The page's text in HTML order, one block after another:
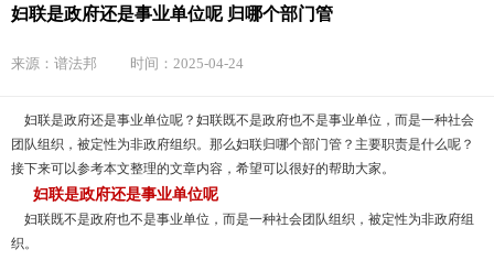
妇联是政府还是事业单位呢 归哪个部门管
来源：谱法邦 时间：2025-04-24
妇联是政府还是事业单位呢？妇联既不是政府也不是事业单位，而是一种社会
团队组织，被定性为非政府组织。那么妇联归哪个部门管？主要职责是什么呢？
接下来可以参考本文整理的文章内容，希望可以很好的帮助大家。
妇联是政府还是事业单位呢
妇联既不是政府也不是事业单位，而是一种社会团队组织，被定性为非政府组
织。